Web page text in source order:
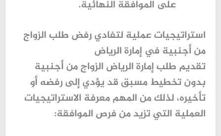
على الموافقة النهائية.
استراتيجيات عملية لتفادي رفض طلب الزواج
من أجنبية في إمارة الرياض
تقديم طلبإمارة الرياض الزواج من أجنبية
بدون تخطيط مسبق قد يؤدي إلى رفضه أو
تأخيره، لذلك من المهم معرفة الاستراتيجيات
العملية التي تزيد من فرص الموافقة: